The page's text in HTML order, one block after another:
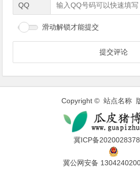
QQ
滑动解锁才能提交
Copyright © 站点名称
冀ICP备
冀公网安备